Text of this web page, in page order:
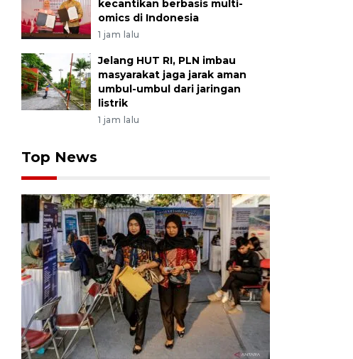
kecantikan berbasis multi-
omics di Indonesia
1 jam lalu
Jelang HUT RI, PLN imbau
masyarakat jaga jarak aman
umbul-umbul dari jaringan
listrik
1 jam lalu
Top News